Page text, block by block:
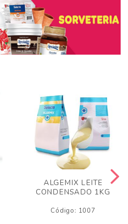
ALGEMIX LEITE
CONDENSADO 1KG
Código: 1007